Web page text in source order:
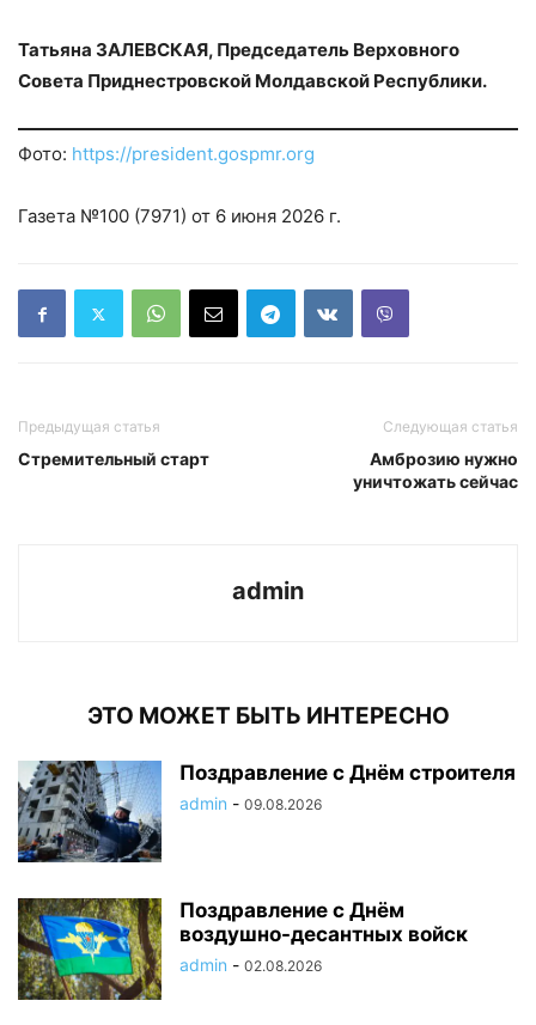
Татьяна ЗАЛЕВСКАЯ, Председатель Верховного
Совета Приднестровской Молдавской Республики.
Фото: https://president.gospmr.org
Газета №100 (7971) от 6 июня 2026 г.
Предыдущая статья
Стремительный старт
Следующая статья
Амброзию нужно
уничтожать сейчас
admin
ЭТО МОЖЕТ БЫТЬ ИНТЕРЕСНО
Поздравление с Днём строителя
admin - 09.08.2026
Поздравление с Днём
воздушно-десантных войск
admin - 02.08.2026